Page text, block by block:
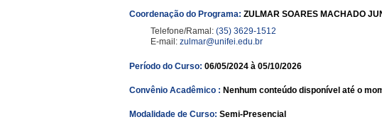
Coordenação do Programa: ZULMAR SOARES MACHADO
Telefone/Ramal: (35) 3629-1512
E-mail: zulmar@unifei.edu.br
Período do Curso: 06/05/2024 à 05/10/2026
Convênio Acadêmico : Nenhum conteúdo disponível até o
Modalidade de Curso: Semi-Presencial